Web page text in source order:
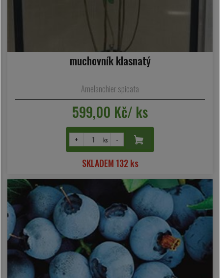
muchovník klasnatý
Amelanchier spicata
599,00 Kč/ ks
+ ks -
SKLADEM 132 ks